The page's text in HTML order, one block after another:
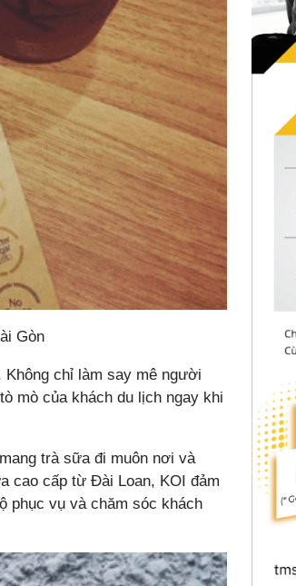
Gòn
chỉ làm say mê người
mò của khách du lịch ngay khi
trà sữa đi muôn nơi và
cao cấp từ Đài Loan, KOI đảm
phục vụ và chăm sóc khách